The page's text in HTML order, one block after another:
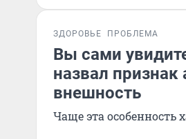
ЗДОРОВЬЕ ПРОБЛЕМА
Вы сами
назвал
внешность
Чаще эта